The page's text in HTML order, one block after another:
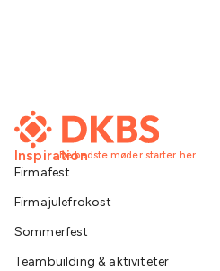
De bedste møder starter her
Inspiration
Firmafest
Firmajulefrokost
Sommerfest
Teambuilding & aktiviteter